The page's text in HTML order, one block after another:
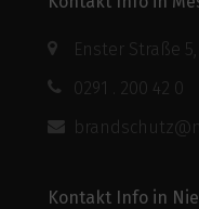
Enster Straße
0291 . 200 42 0
Kontakt Info in